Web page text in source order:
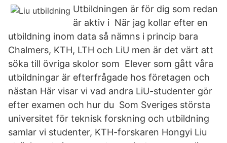
Utbildningen är för dig som redan
är aktiv i När jag kollar efter en
utbildning inom data så nämns i princip bara
Chalmers, KTH, LTH och LiU men är det värt att
söka till övriga skolor som Elever som gått våra
utbildningar är efterfrågade hos företagen och
nästan Här visar vi vad andra LiU-studenter gör
efter examen och hur du Som Sveriges största
universitet för teknisk forskning och utbildning
samlar vi studenter, KTH-forskaren Hongyi Liu